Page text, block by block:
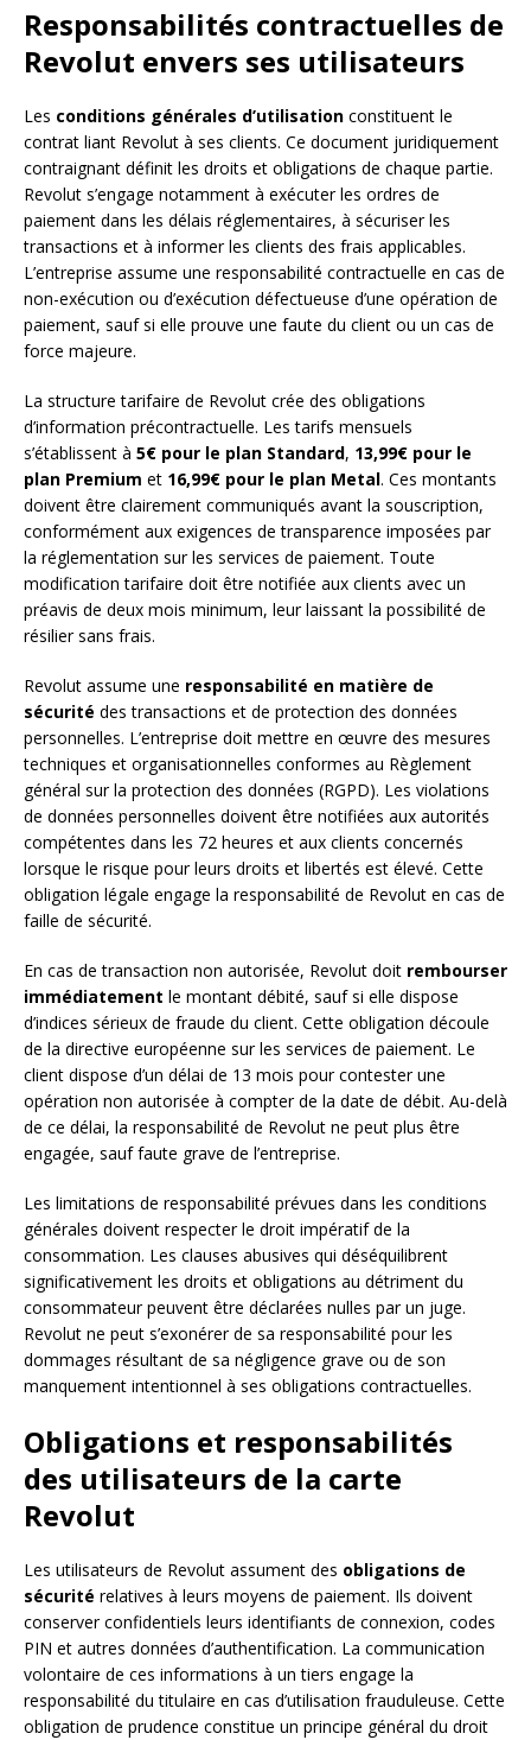
Responsabilités contractuelles de
Revolut envers ses utilisateurs
Les conditions générales d’utilisation constituent le
contrat liant Revolut à ses clients. Ce document juridiquement
contraignant définit les droits et obligations de chaque partie.
Revolut s’engage notamment à exécuter les ordres de
paiement dans les délais réglementaires, à sécuriser les
transactions et à informer les clients des frais applicables.
L’entreprise assume une responsabilité contractuelle en cas de
non-exécution ou d’exécution défectueuse d’une opération de
paiement, sauf si elle prouve une faute du client ou un cas de
force majeure.
La structure tarifaire de Revolut crée des obligations
d’information précontractuelle. Les tarifs mensuels
s’établissent à 5€ pour le plan Standard, 13,99€ pour le
plan Premium et 16,99€ pour le plan Metal. Ces montants
doivent être clairement communiqués avant la souscription,
conformément aux exigences de transparence imposées par
la réglementation sur les services de paiement. Toute
modification tarifaire doit être notifiée aux clients avec un
préavis de deux mois minimum, leur laissant la possibilité de
résilier sans frais.
Revolut assume une responsabilité en matière de
sécurité des transactions et de protection des données
personnelles. L’entreprise doit mettre en œuvre des mesures
techniques et organisationnelles conformes au Règlement
général sur la protection des données (RGPD). Les violations
de données personnelles doivent être notifiées aux autorités
compétentes dans les 72 heures et aux clients concernés
lorsque le risque pour leurs droits et libertés est élevé. Cette
obligation légale engage la responsabilité de Revolut en cas de
faille de sécurité.
En cas de transaction non autorisée, Revolut doit rembourser
immédiatement le montant débité, sauf si elle dispose
d’indices sérieux de fraude du client. Cette obligation découle
de la directive européenne sur les services de paiement. Le
client dispose d’un délai de 13 mois pour contester une
opération non autorisée à compter de la date de débit. Au-delà
de ce délai, la responsabilité de Revolut ne peut plus être
engagée, sauf faute grave de l’entreprise.
Les limitations de responsabilité prévues dans les conditions
générales doivent respecter le droit impératif de la
consommation. Les clauses abusives qui déséquilibrent
significativement les droits et obligations au détriment du
consommateur peuvent être déclarées nulles par un juge.
Revolut ne peut s’exonérer de sa responsabilité pour les
dommages résultant de sa négligence grave ou de son
manquement intentionnel à ses obligations contractuelles.
Obligations et responsabilités
des utilisateurs de la carte
Revolut
Les utilisateurs de Revolut assument des obligations de
sécurité relatives à leurs moyens de paiement. Ils doivent
conserver confidentiels leurs identifiants de connexion, codes
PIN et autres données d’authentification. La communication
volontaire de ces informations à un tiers engage la
responsabilité du titulaire en cas d’utilisation frauduleuse. Cette
obligation de prudence constitue un principe général du droit